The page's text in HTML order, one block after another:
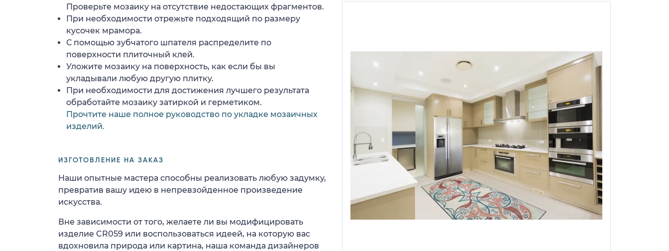
Проверьте мозаику на отсутствие недостающих фрагментов.
При необходимости отрежьте подходящий по размеру
кусочек мрамора.
С помощью зубчатого шпателя распределите по
поверхности плиточный клей.
Уложите мозаику на поверхность, как если бы вы
укладывали любую другую плитку.
При необходимости для достижения лучшего результата
обработайте мозаику затиркой и герметиком.
Прочтите наше полное руководство по укладке мозаичных
изделий.
ИЗГОТОВЛЕНИЕ НА ЗАКАЗ
Наши опытные мастера способны реализовать любую задумку,
превратив вашу идею в непревзойденное произведение
искусства.
Вне зависимости от того, желаете ли вы модифицировать
изделие CR059 или воспользоваться идеей, на которую вас
вдохновила природа или картина, наша команда дизайнеров